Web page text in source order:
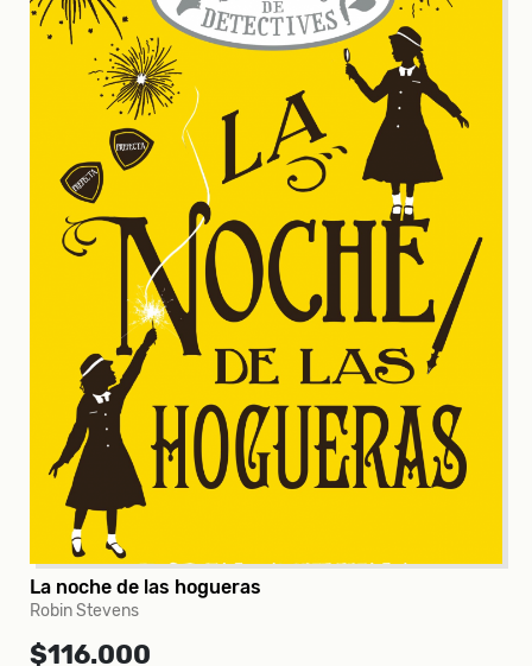
La noche de las hogueras
Robin Stevens
$116.000